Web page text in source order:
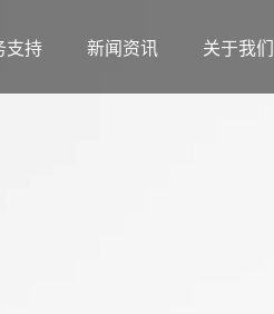
支持 新闻资讯 关于我们